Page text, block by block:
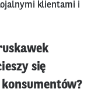
klientami i
się